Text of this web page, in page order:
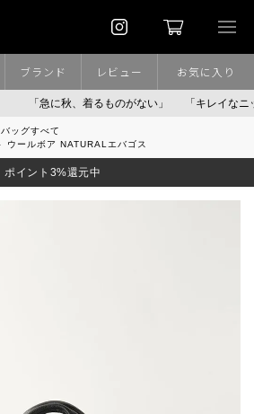
「急に秋、着るものがない」 「キレイなニット」
ブランド レビュー お気に入り
バッグすべて
ールボア NATURALエバゴス
ポイント3%還元中